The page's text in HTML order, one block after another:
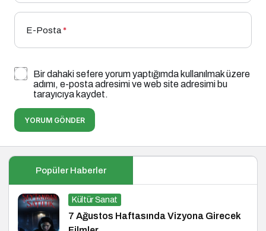
E-Posta*
Bir dahaki sefere yorum yaptığımda kullanılmak üzere
adımı, e-posta adresimi ve web site adresimi bu
tarayıcıya kaydet.
YORUM GÖNDER
Popüler Haberler
Kültür Sanat
7 Ağustos Haftasında Vizyona Girecek